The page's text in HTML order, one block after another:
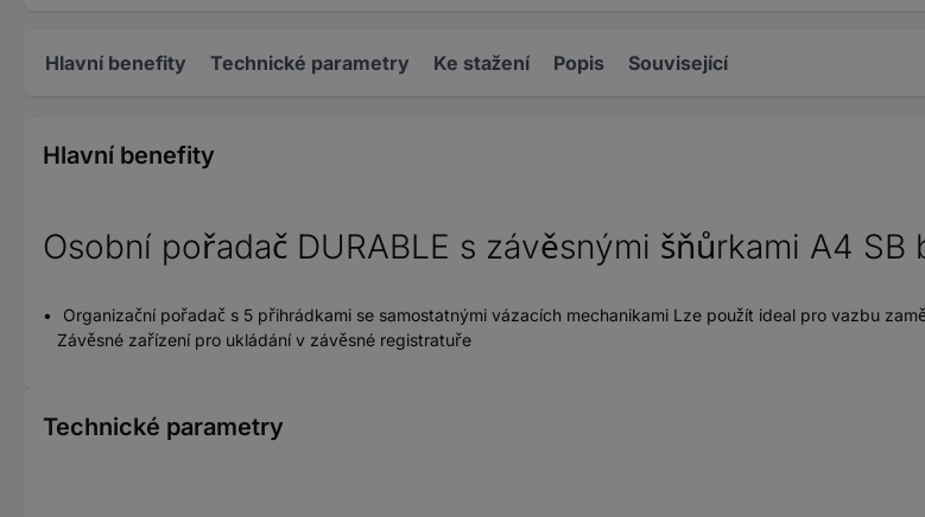
Hlavní benefity Technické parametry Ke stažení Popis Související
Hlavní benefity
Osobní pořadač DURABLE s závěsnými šňůrkami A4 SB
Organizační pořadač s 5 přihrádkami se samostatnými vázacích mechanikami Lze použít ideal pro vazbu
Závěsné zařízení pro ukládání v závěsné registratuře
Technické parametry